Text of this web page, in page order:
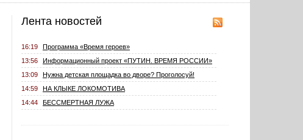
Лента новостей
16:19
Программа «Время героев»
13:56
Информационный проект «ПУТИН. ВРЕМЯ РОССИИ»
13:09
Нужна детская площадка во дворе? Проголосуй!
14:59
НА КЛЫКЕ ЛОКОМОТИВА
14:44
БЕССМЕРТНАЯ ЛУЖА